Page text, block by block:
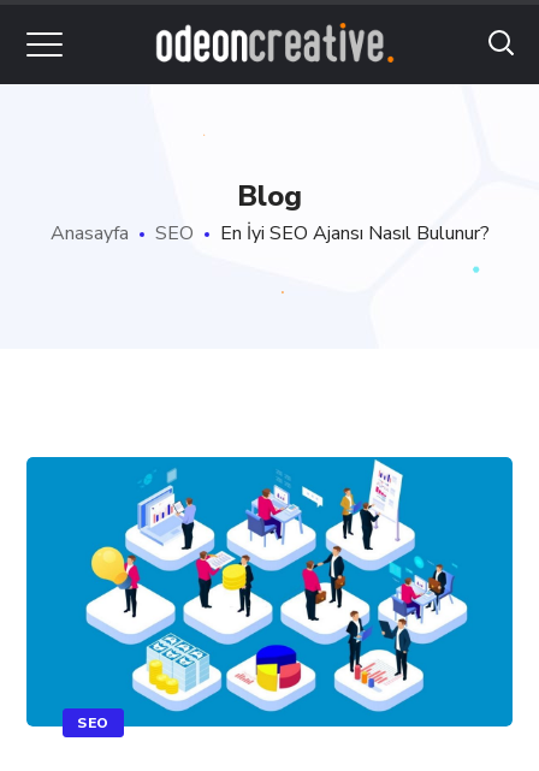
Blog
Anasayfa SEO En İyi SEO Ajansı Nasıl Bulunur?
SEO